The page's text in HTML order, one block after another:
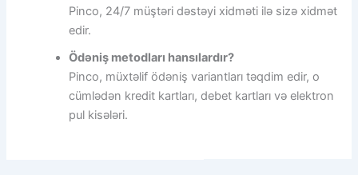
Pinco, 24/7 müştəri dəstəyi xidməti ilə sizə xidmət
edir.
Ödəniş metodları hansılardır?
Pinco, müxtəlif ödəniş variantları təqdim edir, o
cümlədən kredit kartları, debet kartları və elektron
pul kisələri.